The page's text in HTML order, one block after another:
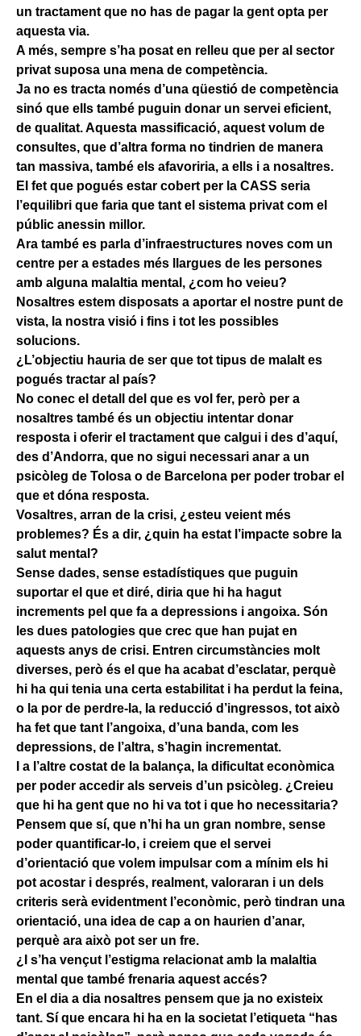
un tractament que no has de pagar la gent opta per
aquesta via.
A més, sempre s’ha posat en relleu que per al sector
privat suposa una mena de competència.
Ja no es tracta només d’una qüestió de competència
sinó que ells també puguin donar un servei eficient,
de qualitat. Aquesta massificació, aquest volum de
consultes, que d’altra forma no tindrien de manera
tan massiva, també els afavoriria, a ells i a nosaltres.
El fet que pogués estar cobert per la CASS seria
l’equilibri que faria que tant el sistema privat com el
públic anessin millor.
Ara també es parla d’infraestructures noves com un
centre per a estades més llargues de les persones
amb alguna malaltia mental, ¿com ho veieu?
Nosaltres estem disposats a aportar el nostre punt de
vista, la nostra visió i fins i tot les possibles
solucions.
¿L’objectiu hauria de ser que tot tipus de malalt es
pogués tractar al país?
No conec el detall del que es vol fer, però per a
nosaltres també és un objectiu intentar donar
resposta i oferir el tractament que calgui i des d’aquí,
des d’Andorra, que no sigui necessari anar a un
psicòleg de Tolosa o de Barcelona per poder trobar el
que et dóna resposta.
Vosaltres, arran de la crisi, ¿esteu veient més
problemes? És a dir, ¿quin ha estat l’impacte sobre la
salut mental?
Sense dades, sense estadístiques que puguin
suportar el que et diré, diria que hi ha hagut
increments pel que fa a depressions i angoixa. Són
les dues patologies que crec que han pujat en
aquests anys de crisi. Entren circumstàncies molt
diverses, però és el que ha acabat d’esclatar, perquè
hi ha qui tenia una certa estabilitat i ha perdut la feina,
o la por de perdre-la, la reducció d’ingressos, tot això
ha fet que tant l’angoixa, d’una banda, com les
depressions, de l’altra, s’hagin incrementat.
I a l’altre costat de la balança, la dificultat econòmica
per poder accedir als serveis d’un psicòleg. ¿Creieu
que hi ha gent que no hi va tot i que ho necessitaria?
Pensem que sí, que n’hi ha un gran nombre, sense
poder quantificar-lo, i creiem que el servei
d’orientació que volem impulsar com a mínim els hi
pot acostar i després, realment, valoraran i un dels
criteris serà evidentment l’econòmic, però tindran una
orientació, una idea de cap a on haurien d’anar,
perquè ara això pot ser un fre.
¿I s’ha vençut l’estigma relacionat amb la malaltia
mental que també frenaria aquest accés?
En el dia a dia nosaltres pensem que ja no existeix
tant. Sí que encara hi ha en la societat l’etiqueta “has